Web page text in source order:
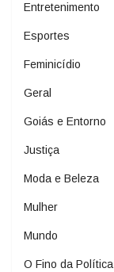
Entretenimento
Esportes
Feminicídio
Geral
Goiás e Entorno
Justiça
Moda e Beleza
Mulher
Mundo
O Fino da Política